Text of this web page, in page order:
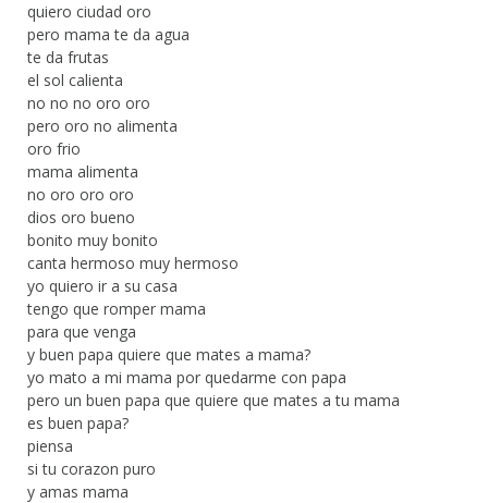
quiero ciudad oro
pero mama te da agua
te da frutas
el sol calienta
no no no oro oro
pero oro no alimenta
oro frio
mama alimenta
no oro oro oro
dios oro bueno
bonito muy bonito
canta hermoso muy hermoso
yo quiero ir a su casa
tengo que romper mama
para que venga
y buen papa quiere que mates a mama?
yo mato a mi mama por quedarme con papa
pero un buen papa que quiere que mates a tu mama
es buen papa?
piensa
si tu corazon puro
y amas mama